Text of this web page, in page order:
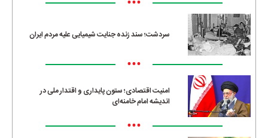
سردشت؛ سند زنده جنایت شیمیایی علیه مردم ایران
•••
امنیت اقتصادی؛ ستون پایداری و اقتدار ملی در
اندیشه امام خامنه‌ای
•••